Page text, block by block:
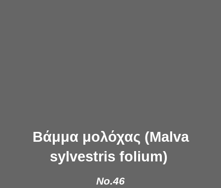
Βάμμα μολόχας (Malva
sylvestris folium)
No.46